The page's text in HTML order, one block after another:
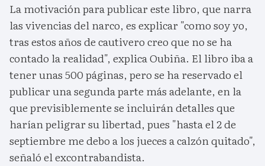
La motivación para publicar este libro, que narra
las vivencias del narco, es explicar "como soy yo,
tras estos años de cautivero creo que no se ha
contado la realidad", explica Oubiña. El libro iba a
tener unas 500 páginas, pero se ha reservado el
publicar una segunda parte más adelante, en la
que previsiblemente se incluirán detalles que
harían peligrar su libertad, pues "hasta el 2 de
septiembre me debo a los jueces a calzón quitado",
señaló el excontrabandista.